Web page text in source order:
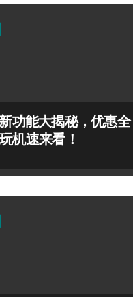
功能大揭秘，优惠全
机速来看！